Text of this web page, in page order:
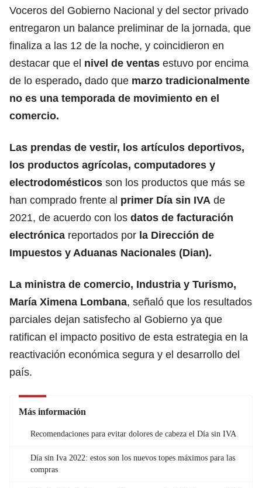
Voceros del Gobierno Nacional y del sector privado
entregaron un balance preliminar de la jornada, que
finaliza a las 12 de la noche, y coincidieron en
destacar que el nivel de ventas estuvo por encima
de lo esperado, dado que marzo tradicionalmente
no es una temporada de movimiento en el
comercio.
Las prendas de vestir, los artículos deportivos,
los productos agrícolas, computadores y
electrodomésticos son los productos que más se
han comprado frente al primer Día sin IVA de
2021, de acuerdo con los datos de facturación
electrónica reportados por la Dirección de
Impuestos y Aduanas Nacionales (Dian).
La ministra de comercio, Industria y Turismo,
María Ximena Lombana, señaló que los resultados
parciales dejan satisfecho al Gobierno ya que
ratifican el impacto positivo de esta estrategia en la
reactivación económica segura y el desarrollo del
país.
Más información
Recomendaciones para evitar dolores de cabeza el Día sin IVA
Día sin Iva 2022: estos son los nuevos topes máximos para las
compras